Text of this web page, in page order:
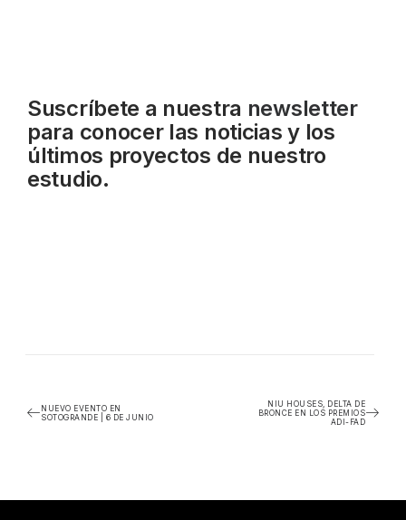
Suscríbete a nuestra newsletter
para conocer las noticias y los
últimos proyectos de nuestro
estudio.
NUEVO EVENTO EN
SOTOGRANDE | 6 DE JUNIO
NIU HOUSES, DELTA DE
BRONCE EN LOS PREMIOS
ADI-FAD